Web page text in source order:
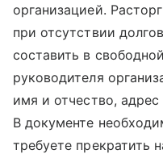
организацией.
при отсутствии
составить в
руководителя
имя и отчество,
В документе
требуете прекратить